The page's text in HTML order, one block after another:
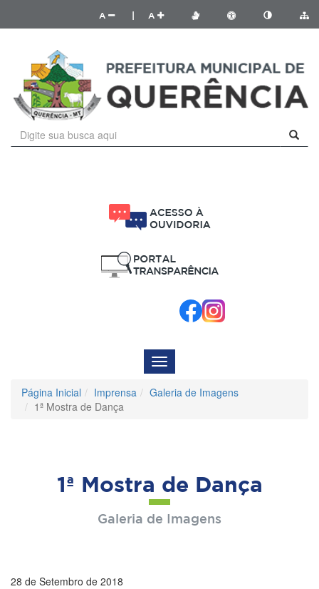
A A
Menu
de
Navegação
Página Inicial Imprensa
Galeria de Imagens
1ª Mostra de Dança
1ª Mostra de Dança
Galeria de Imagens
28 de Setembro de 2018